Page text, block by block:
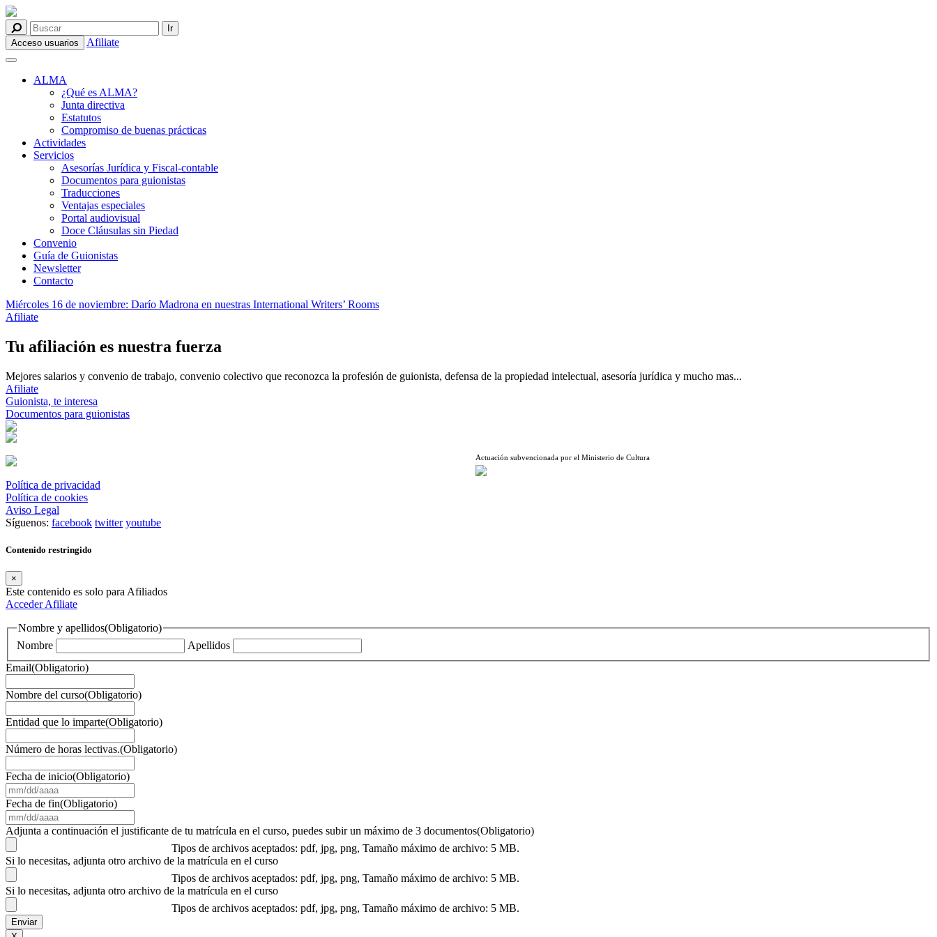
Acceso usuarios Afiliate
ALMA
¿Qué es ALMA?
Junta directiva
Estatutos
Compromiso de buenas prácticas
Actividades
Servicios
Asesorías Jurídica y Fiscal-contable
Documentos para guionistas
Traducciones
Ventajas especiales
Portal audiovisual
Doce Cláusulas sin Piedad
Convenio
Guía de Guionistas
Newsletter
Contacto
Miércoles 16 de noviembre: Darío Madrona en nuestras International Writers’ Rooms
Afiliate
Tu afiliación es nuestra fuerza
Mejores salarios y convenio de trabajo, convenio colectivo que reconozca la profesión de guionista, defensa de la propiedad intelectual, asesoría jurídica y mucho mas...
Afiliate
Guionista, te interesa
Documentos para guionistas
Actuación subvencionada por el Ministerio de Cultura
Política de privacidad
Política de cookies
Aviso Legal
Síguenos: facebook twitter youtube
Contenido restringido
×
Este contenido es solo para Afiliados
AccederAfiliate
Nombre y apellidos(Obligatorio)
Nombre
Apellidos
Email(Obligatorio)
Nombre del curso(Obligatorio)
Entidad que lo imparte(Obligatorio)
Número de horas lectivas.(Obligatorio)
Fecha de inicio(Obligatorio)
barra
DD
barra
AAAA
Fecha de fin(Obligatorio)
barra
AAAA
Adjunta a continuación el justificante de tu matrícula en el curso, puedes subir un máximo de 3 documentos(Obligatorio)
Tipos de archivos aceptados: pdf, jpg, png, Tamaño máximo de archivo: 5 MB.
Si lo necesitas, adjunta otro archivo de la matrícula en el curso
Tipos de archivos aceptados: pdf, jpg, png, Tamaño máximo de archivo: 5 MB.
Si lo necesitas, adjunta otro archivo de la matrícula en el curso
Tipos de archivos aceptados: pdf, jpg, png, Tamaño máximo de archivo: 5 MB.